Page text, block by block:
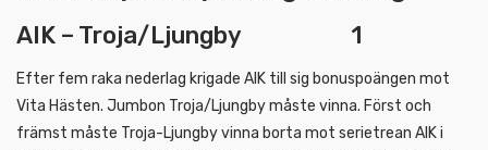
AIK – Troja/Ljungby 1
Efter fem raka nederlag krigade AIK till sig bonuspoängen mot
Vita Hästen. Jumbon Troja/Ljungby måste vinna. Först och
främst måste Troja-Ljungby vinna borta mot serietrean AIK i